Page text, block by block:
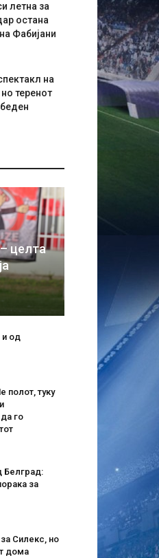
летна за
остана
Фабијани
на
теренот
целта
и од
полот, туку
го
Белград:
за
Силекс, но
дома